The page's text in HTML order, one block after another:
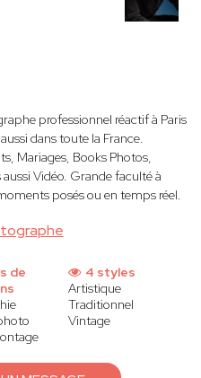
professionnel réactif à Paris
dans toute la France.
Mariages, Books Photos,
Vidéo. Grande faculté à
posés ou en temps réel.
de
4 styles
Artistique
Traditionnel
Vintage